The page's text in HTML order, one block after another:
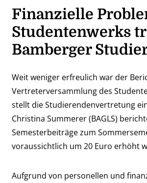
Finanzielle
Studentenwerks
Bamberger
Weit weniger erfreulich war der
Vertreterversammlung des
stellt die Studierendenvertretung
Christina Summerer (BAGLS)
Semesterbeiträge zum
voraussichtlich um 20 Euro erhöht
Aufgrund von personellen und